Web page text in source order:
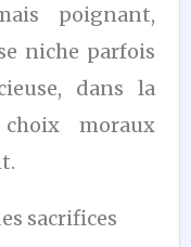
poignant,
niche parfois
dans la
moraux
sacrifices